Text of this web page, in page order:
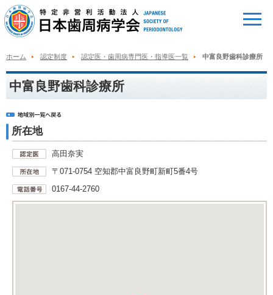
ホーム 認定制度 認定医・歯周病専門医・指導医一覧 中富良野歯科診療所
中富良野歯科診療所
所在地
高田奈実
〒071-0754 空知郡中富良野町新町5番4号
0167-44-2760